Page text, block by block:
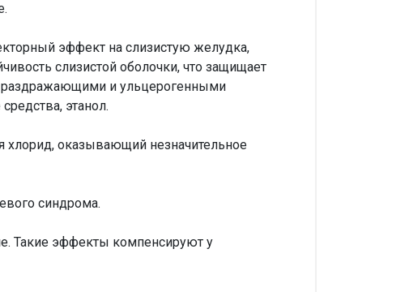
эффект на слизистую желудка,
слизистой оболочки, что защищает
раздражающими и ульцерогенными
этанол.
хлорид, оказывающий незначительное
синдрома.
Такие эффекты компенсируют у